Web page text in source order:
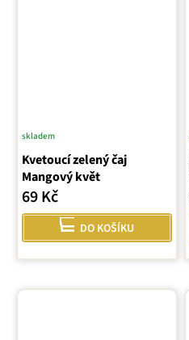
Kvetoucí zelený čaj
Mangový květ
skladem
69 Kč
DO KOŠÍKU